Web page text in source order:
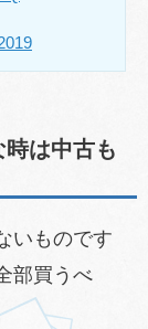
は中古も
いものです
部買うべ